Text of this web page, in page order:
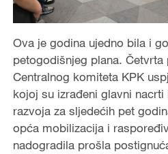
Ova je godina ujedno bila i
petogodišnjeg plana. Četvrta
Centralnog komiteta KPK
kojoj su izrađeni glavni
razvoja za sljedećih pet
opća mobilizacija i
nadogradila prošla